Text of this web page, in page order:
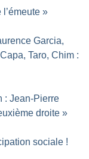
l’émeute »
Garcia,
Taro, Chim :
: Jean-Pierre
droite »
sociale !